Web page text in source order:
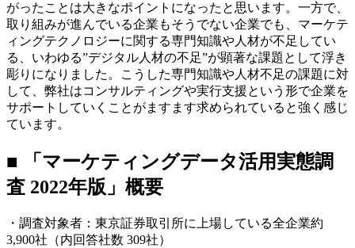
がったことは大きなポイントになったと思います。一方で、
取り組みが進んでいる企業もそうでない企業でも、マーケテ
ィングテクノロジーに関する専門知識や人材が不足してい
る、いわゆる”デジタル人材の不足”が顕著な課題として浮き
彫りになりました。こうした専門知識や人材不足の課題に対
して、弊社はコンサルティングや実行支援という形で企業を
サポートしていくことがますます求められていると強く感じ
ています。
■ 「マーケティングデータ活用実態調
査 2022年版」概要
・調査対象者：東京証券取引所に上場している全企業約
3,900社（内回答社数 309社）